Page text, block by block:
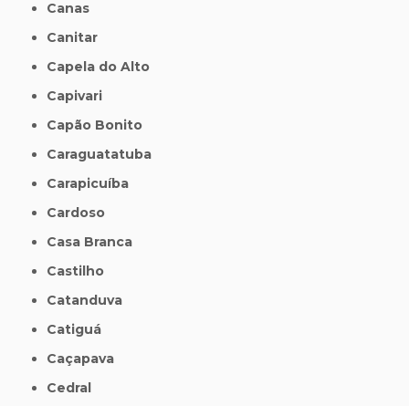
Canas
Canitar
Capela do Alto
Capivari
Capão Bonito
Caraguatatuba
Carapicuíba
Cardoso
Casa Branca
Castilho
Catanduva
Catiguá
Caçapava
Cedral